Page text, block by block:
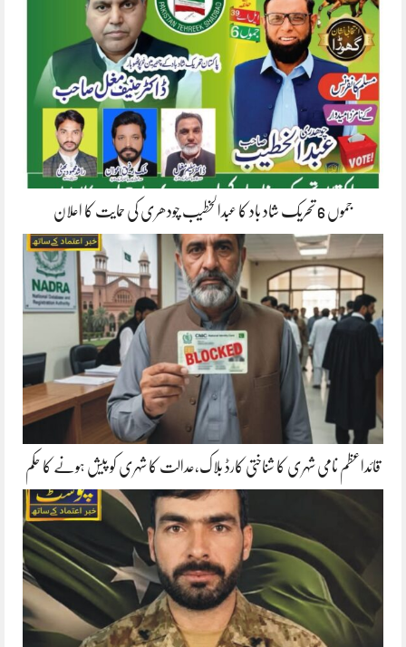
جموں 6 تحریک شاد باد کا عبدالخطیب چودھری کی حمایت کا اعلان
قائداعظم نامی شہری کا شناختی کارڈ بلاک،عدالت کا شہری کو پیش ہونے کا حکم